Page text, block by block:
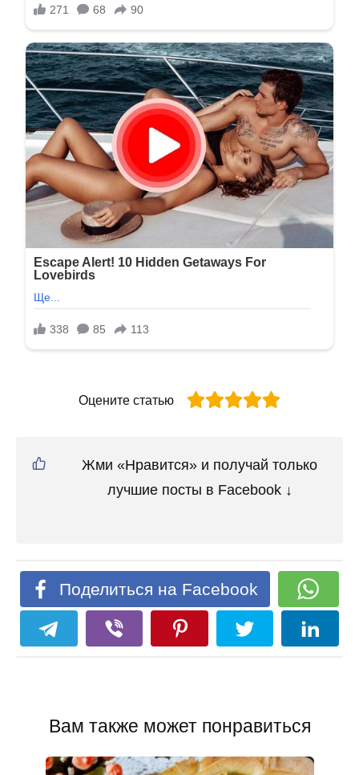
Оцените статью
Жми «Нравится» и получай только
лучшие посты в Facebook ↓
Поделиться на Facebook
Вам также может понравиться